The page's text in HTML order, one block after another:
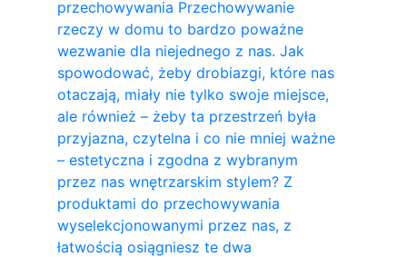
przechowywania Przechowywanie
rzeczy w domu to bardzo poważne
wezwanie dla niejednego z nas. Jak
spowodować, żeby drobiazgi, które nas
otaczają, miały nie tylko swoje miejsce,
ale również – żeby ta przestrzeń była
przyjazna, czytelna i co nie mniej ważne
– estetyczna i zgodna z wybranym
przez nas wnętrzarskim stylem? Z
produktami do przechowywania
wyselekcjonowanymi przez nas, z
łatwością osiągniesz te dwa